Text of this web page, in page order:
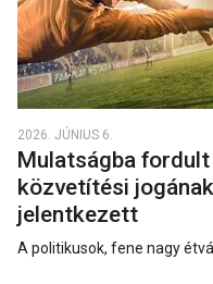
2026. JÚNIUS 6.
Mulatságba
közvetítési
jelentkezett
A politikusok, fene nagy